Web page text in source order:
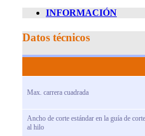
INFORMACIÓN
Datos técnicos
Max. carrera cuadrada
Ancho de corte estándar en la guía de corte
al hilo